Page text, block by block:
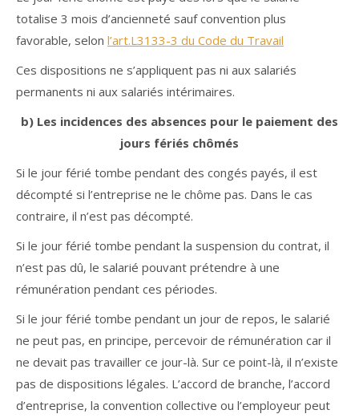
totalise 3 mois d’ancienneté sauf convention plus
favorable, selon l’art.L3133-3 du Code du Travail
Ces dispositions ne s’appliquent pas ni aux salariés
permanents ni aux salariés intérimaires.
b) Les incidences des absences pour le paiement des
jours fériés chômés
Si le jour férié tombe pendant des congés payés, il est
décompté si l’entreprise ne le chôme pas. Dans le cas
contraire, il n’est pas décompté.
Si le jour férié tombe pendant la suspension du contrat, il
n’est pas dû, le salarié pouvant prétendre à une
rémunération pendant ces périodes.
Si le jour férié tombe pendant un jour de repos, le salarié
ne peut pas, en principe, percevoir de rémunération car il
ne devait pas travailler ce jour-là. Sur ce point-là, il n’existe
pas de dispositions légales. L’accord de branche, l’accord
d’entreprise, la convention collective ou l’employeur peut